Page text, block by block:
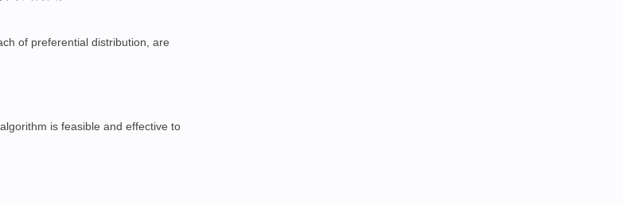
of preferential distribution are
algorithm is feasible and effective to